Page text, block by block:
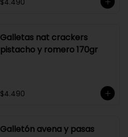
$4.490
Galletas nat crackers
pistacho y romero 170gr
$4.490
Galletón avena y pasas